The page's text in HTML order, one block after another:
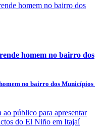
homem no bairro dos
no bairro dos Municípios